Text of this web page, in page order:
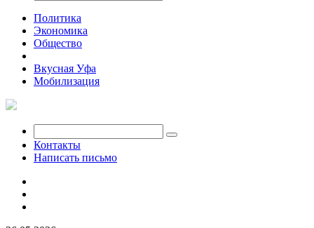
Политика
Экономика
Общество
Вкусная Уфа
Мобилизация
Контакты
Написать письмо